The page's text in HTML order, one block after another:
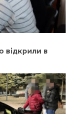
відкрили в